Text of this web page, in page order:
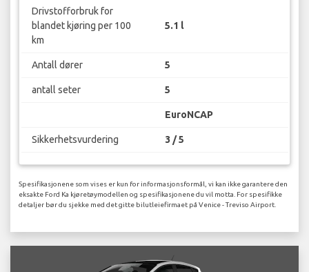
Drivstofforbruk for
blandet kjøring per 100
km
5.1 l
Antall dører 5
antall seter 5
EuroNCAP
Sikkerhetsvurdering 3 / 5
Spesifikasjonene som vises er kun for informasjonsformål, vi kan ikke garantere den
eksakte Ford Ka kjøretøymodellen og spesifikasjonene du vil motta. For spesifikke
detaljer bør du sjekke med det gitte bilutleiefirmaet på Venice - Treviso Airport.